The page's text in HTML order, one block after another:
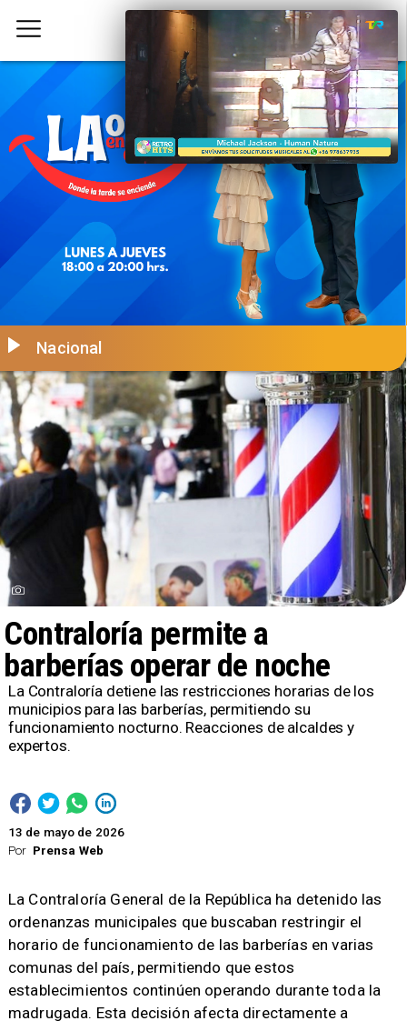
Por Prensa Web
Contraloría permite a
barberías operar de noche
Nacional
13 de mayo de 2026
La Contraloría detiene las restricciones horarias de los
municipios para las barberías, permitiendo su
funcionamiento nocturno. Reacciones de alcaldes y
expertos.
La Contraloría General de la República ha detenido las
ordenanzas municipales que buscaban restringir el
horario de funcionamiento de las barberías en varias
comunas del país, permitiendo que estos
establecimientos continúen operando durante toda la
madrugada. Esta decisión afecta directamente a